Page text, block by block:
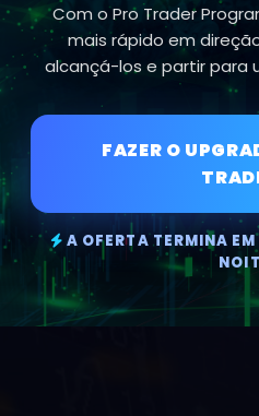
Com o Pro Trader
mais rápido em
alcançá-los e partir para
FAZER O
A OFERTA TERMINA